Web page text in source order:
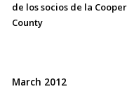
de los socios de la
County
March 2012